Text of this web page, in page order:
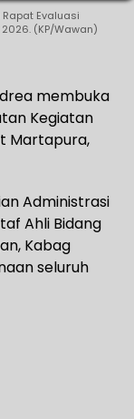
Rapat Evaluasi
(KP/Wawan)
membuka
Kegiatan
Martapura,
Administrasi
Ahli Bidang
Kabag
seluruh